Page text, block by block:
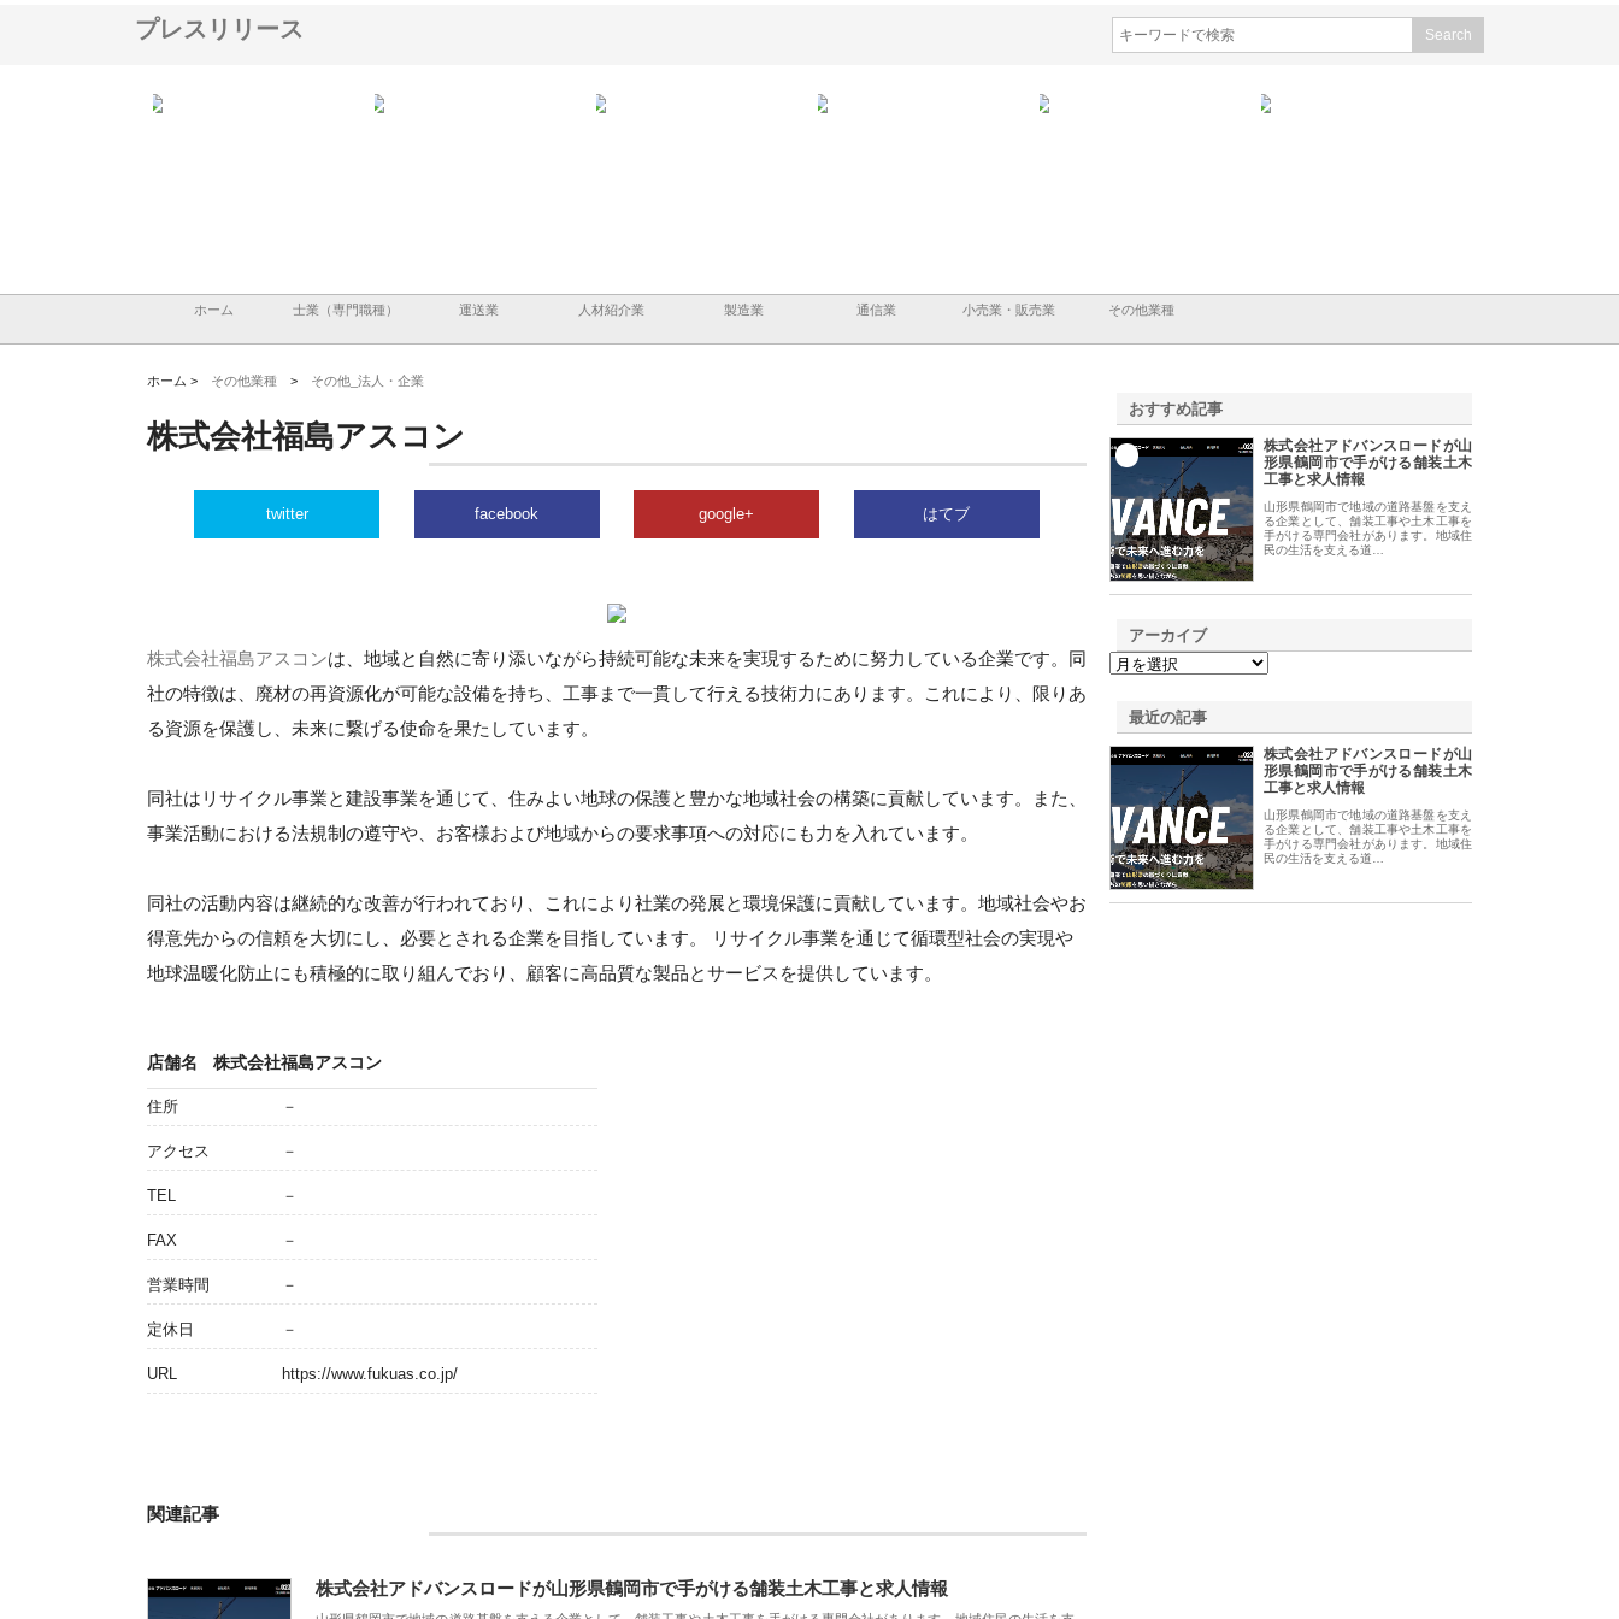
プレスリリース
ホーム 士業（専門職種） 運送業 人材紹介業 製造業 通信業 小売業・販売業 その他業種
ホーム > その他業種 > その他_法人・企業
株式会社福島アスコン
twitter facebook google+ はてブ
株式会社福島アスコンは、地域と自然に寄り添いながら持続可能な未来を実現するために努力している企業です。同
社の特徴は、廃材の再資源化が可能な設備を持ち、工事まで一貫して行える技術力にあります。これにより、限りあ
る資源を保護し、未来に繋げる使命を果たしています。
同社はリサイクル事業と建設事業を通じて、住みよい地球の保護と豊かな地域社会の構築に貢献しています。また、
事業活動における法規制の遵守や、お客様および地域からの要求事項への対応にも力を入れています。
同社の活動内容は継続的な改善が行われており、これにより社業の発展と環境保護に貢献しています。地域社会やお
得意先からの信頼を大切にし、必要とされる企業を目指しています。 リサイクル事業を通じて循環型社会の実現や
地球温暖化防止にも積極的に取り組んでおり、顧客に高品質な製品とサービスを提供しています。
店舗名 株式会社福島アスコン
住所 －
アクセス －
TEL －
FAX －
営業時間 －
定休日 －
URL https://www.fukuas.co.jp/
関連記事
株式会社アドバンスロードが山形県鶴岡市で手がける舗装土木工事と求人情報
おすすめ記事
株式会社アドバンスロードが山
形県鶴岡市で手がける舗装土木
工事と求人情報
山形県鶴岡市で地域の道路基盤を支え
る企業として、舗装工事や土木工事を
手がける専門会社があります。地域住
民の生活を支える道…
アーカイブ
最近の記事
株式会社アドバンスロードが山
形県鶴岡市で手がける舗装土木
工事と求人情報
山形県鶴岡市で地域の道路基盤を支え
る企業として、舗装工事や土木工事を
手がける専門会社があります。地域住
民の生活を支える道…